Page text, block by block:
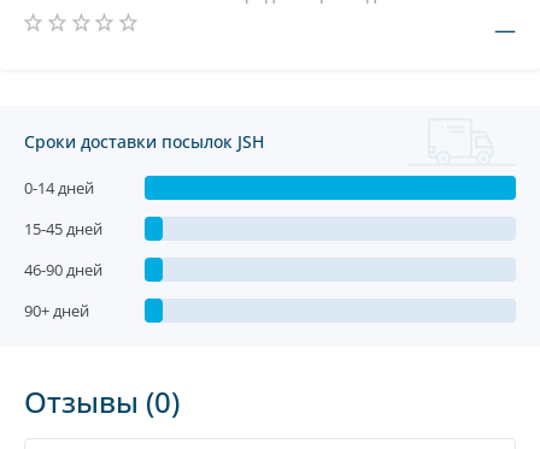
—
Сроки доставки посылок JSH
0-14 дней
15-45 дней
46-90 дней
90+ дней
Отзывы (0)